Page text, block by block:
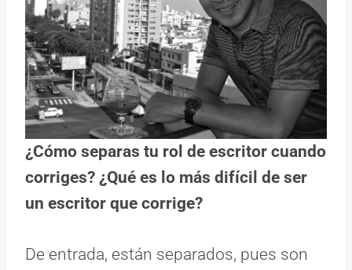
¿Cómo separas tu rol de escritor cuando
corriges? ¿Qué es lo más difícil de ser
un escritor que corrige?
De entrada, están separados, pues son